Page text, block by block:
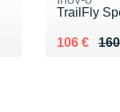
TrailFly
Au lieu de
106 €
Vendu